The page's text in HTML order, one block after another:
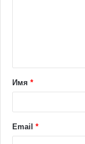
Имя *
Email *